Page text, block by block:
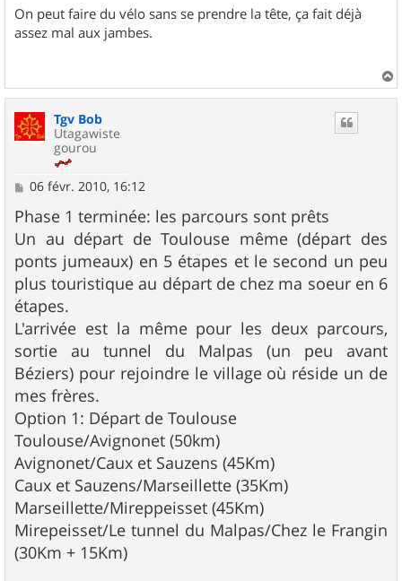
On peut faire du vélo sans se prendre la tête, ça fait déjà
assez mal aux jambes.
a
Tgv Bob
Utagawiste
gourou
M
s
s
a
g
e
06 févr. 2010, 16:12
Phase 1 terminée: les parcours sont prêts
Un au départ de Toulouse même (départ des
ponts jumeaux) en 5 étapes et le second un peu
plus touristique au départ de chez ma soeur en 6
étapes.
L'arrivée est la même pour les deux parcours,
sortie au tunnel du Malpas (un peu avant
Béziers) pour rejoindre le village où réside un de
mes frères.
Option 1: Départ de Toulouse
Toulouse/Avignonet (50km)
Avignonet/Caux et Sauzens (45Km)
Caux et Sauzens/Marseillette (35Km)
Marseillette/Mireppeisset (45Km)
Mirepeisset/Le tunnel du Malpas/Chez le Frangin
(30Km + 15Km)